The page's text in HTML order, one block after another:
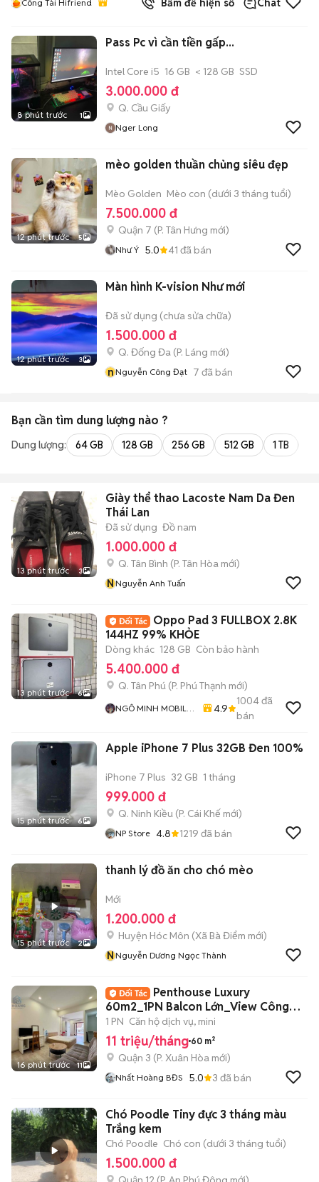
Công Tài Hifriend Bấm để hiện số Chat
8 phút trước 1
Pass Pc vì cần tiền gấp...
Intel Core i5 16 GB < 128 GB SSD
3.000.000 đ
Q. Cầu Giấy
Nger Long
12 phút trước 5
mèo golden thuần chủng siêu đẹp
Mèo Golden Mèo con (dưới 3 tháng tuổi)
7.500.000 đ
Quận 7 (P. Tân Hưng mới)
Như Ý 5.0 41 đã bán
12 phút trước 3
Màn hình K-vision Như mới
Đã sử dụng (chưa sửa chữa)
1.500.000 đ
Q. Đống Đa (P. Láng mới)
nNguyễn Công Đạt 7 đã bán
Bạn cần tìm dung lượng nào ?
Dung lượng: 64 GB 128 GB 256 GB 512 GB 1 TB
13 phút trước 3
Giày thể thao Lacoste Nam Da Đen
Thái Lan
Đã sử dụng Đồ nam
1.000.000 đ
Q. Tân Bình (P. Tân Hòa mới)
NNguyễn Anh Tuấn
13 phút trước 6
Oppo Pad 3 FULLBOX 2.8K
144HZ 99% KHỎE
Dòng khác 128 GB Còn bảo hành
5.400.000 đ
Q. Tân Phú (P. Phú Thạnh mới)
NGÔ MINH MOBILE
4.9
1004đã
bán
15 phút trước 6
Apple iPhone 7 Plus 32GB Đen 100%
iPhone 7 Plus 32 GB 1 tháng
999.000 đ
Q. Ninh Kiều (P. Cái Khế mới)
NP Store 4.8 1219 đã bán
15 phút trước 2
thanh lý đồ ăn cho chó mèo
Mới
1.200.000 đ
Huyện Hóc Môn (Xã Bà Điểm mới)
NNguyễn Dương Ngọc Thành
16 phút trước 11
Penthouse Luxury
60m2_1PN Balcon Lớn_View Công
Viên Ngay Võ Thị Sáu
1 PN Căn hộ dịch vụ, mini
11 triệu/tháng 60 m²
Quận 3 (P. Xuân Hòa mới)
Nhất Hoàng BĐS 5.0 3 đã bán
Chó Poodle Tiny đực 3 tháng màu
Trắng kem
Chó Poodle Chó con (dưới 3 tháng tuổi)
1.500.000 đ